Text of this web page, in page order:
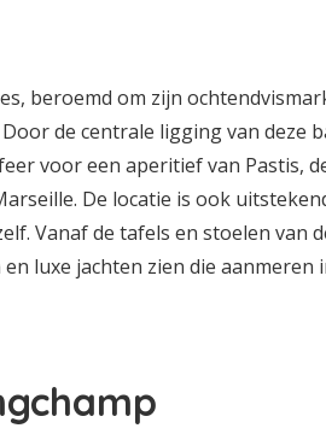
beroemd om zijn
de centrale ligging van deze
voor een aperitief van Pastis,
De locatie is ook
Vanaf de tafels en stoelen van
luxe jachten zien die aanmeren